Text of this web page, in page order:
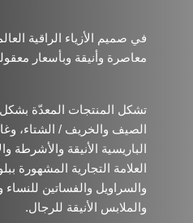
في صميم الأزياء الراقية
معاصرة وأنيقة وبأسعار
تشكل المنتجات المعدّة
الصيف والخريف / الشتاء،
الباريسية الأنيقة والأشرطة
العلامة التجارية المشهورة
والسراويل والفساتين
والملابس الأنيقة للرجال.